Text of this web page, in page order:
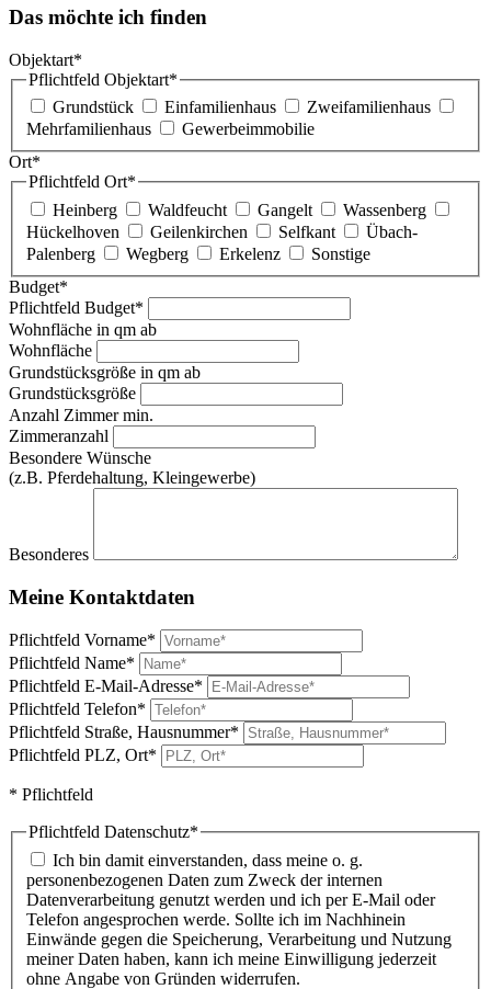
Das möchte ich finden
Objektart*
Pflichtfeld Objektart*
Grundstück
Einfamilienhaus
Zweifamilienhaus
Mehrfamilienhaus
Gewerbeimmobilie
Ort*
Pflichtfeld Ort*
Heinberg
Waldfeucht Gangelt
Wassenberg
Hückelhoven
Geilenkirchen Selfkant
Übach-
Palenberg
Wegberg Erkelenz
Sonstige
Budget*
Pflichtfeld Budget*
Wohnfläche in qm ab
Wohnfläche
Grundstücksgröße in qm ab
Grundstücksgröße
Anzahl Zimmer min.
Zimmeranzahl
Besondere Wünsche
(z.B. Pferdehaltung, Kleingewerbe)
Besonderes
Meine Kontaktdaten
Pflichtfeld Vorname*
Pflichtfeld Name*
Pflichtfeld E-Mail-Adresse*
Pflichtfeld Telefon*
Pflichtfeld Straße, Hausnummer*
Pflichtfeld PLZ, Ort*
* Pflichtfeld
Pflichtfeld Datenschutz*
Ich bin damit einverstanden, dass meine o. g.
personenbezogenen Daten zum Zweck der internen
Datenverarbeitung genutzt werden und ich per E-Mail oder
Telefon angesprochen werde. Sollte ich im Nachhinein
Einwände gegen die Speicherung, Verarbeitung und Nutzung
meiner Daten haben, kann ich meine Einwilligung jederzeit
ohne Angabe von Gründen widerrufen.